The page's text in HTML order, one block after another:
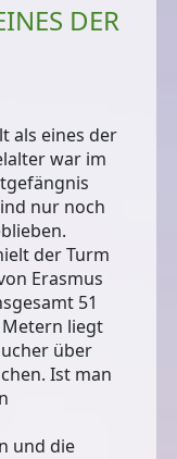
DER
als eines der
war im
nur noch
der Turm
Erasmus
51
liegt
über
. Ist man
und die